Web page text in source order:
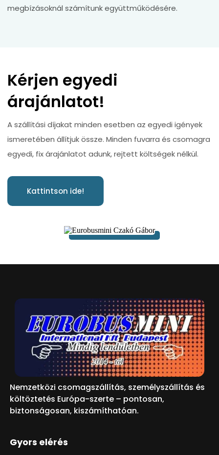
megbízásoknál számítunk együttműködésére.
Kérjen egyedi
árajánlatot!
A szállítási díjakat minden esetben az egyedi igények
ismeretében állítjuk össze. Minden fuvarra és csomagra
egyedi, fix árajánlatot adunk, rejtett költségek nélkül.
Kattintson ide!
Nemzetközi csomagszállítás, személyszállítás és
költöztetés Európa-szerte – pontosan,
biztonságosan, kiszámíthatóan.
Gyors elérés